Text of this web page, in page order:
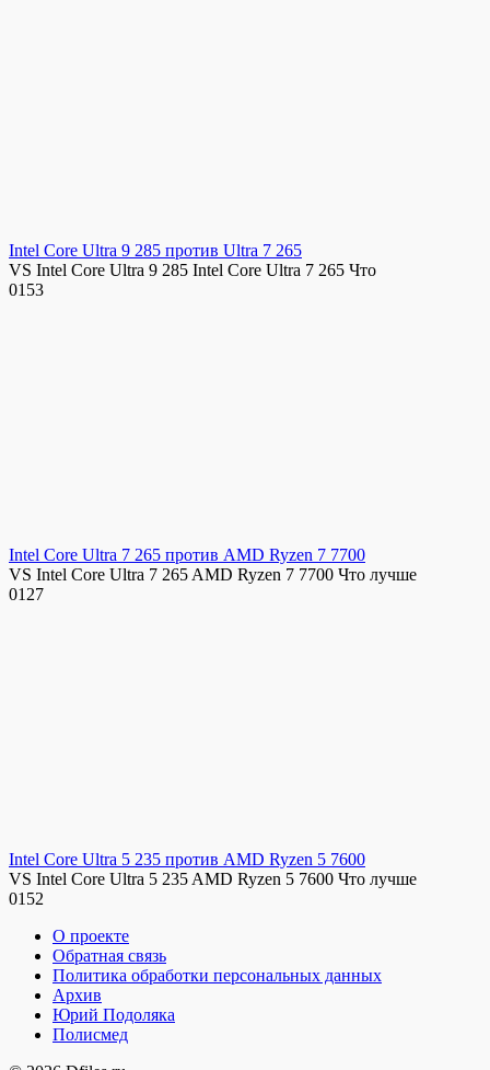
Intel Core Ultra 9 285 против Ultra 7 265
VS Intel Core Ultra 9 285 Intel Core Ultra 7 265 Что
0153
Intel Core Ultra 7 265 против AMD Ryzen 7 7700
VS Intel Core Ultra 7 265 AMD Ryzen 7 7700 Что лучше
0127
Intel Core Ultra 5 235 против AMD Ryzen 5 7600
VS Intel Core Ultra 5 235 AMD Ryzen 5 7600 Что лучше
0152
О проекте
Обратная связь
Политика обработки персональных данных
Архив
Юрий Подоляка
Полисмед